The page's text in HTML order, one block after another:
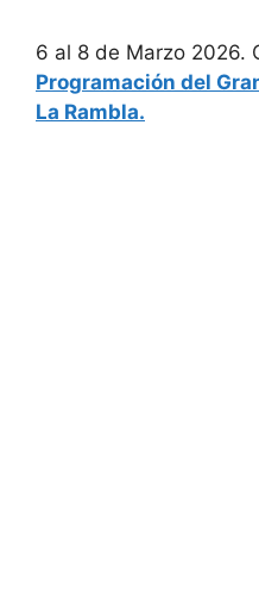
6 al 8 de Marzo 2026.
Programación del
La Rambla.